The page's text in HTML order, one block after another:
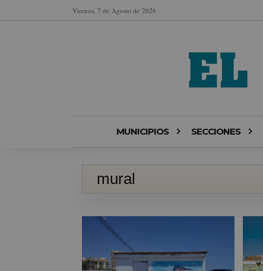
Viernes, 7 de Agosto de 2026
MUNICIPIOS SECCIONES
mural